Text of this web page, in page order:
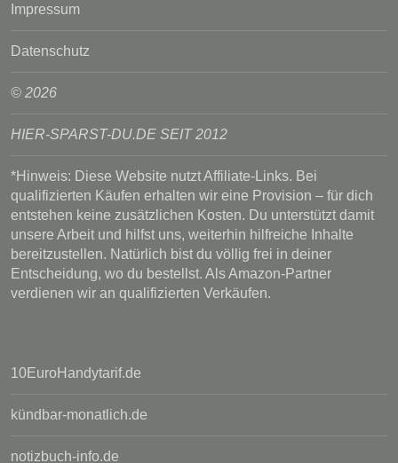
Impressum
Datenschutz
© 2026
HIER-SPARST-DU.DE SEIT 2012
*Hinweis: Diese Website nutzt Affiliate-Links. Bei
qualifizierten Käufen erhalten wir eine Provision – für dich
entstehen keine zusätzlichen Kosten. Du unterstützt damit
unsere Arbeit und hilfst uns, weiterhin hilfreiche Inhalte
bereitzustellen. Natürlich bist du völlig frei in deiner
Entscheidung, wo du bestellst. Als Amazon-Partner
verdienen wir an qualifizierten Verkäufen.
10EuroHandytarif.de
kündbar-monatlich.de
notizbuch-info.de